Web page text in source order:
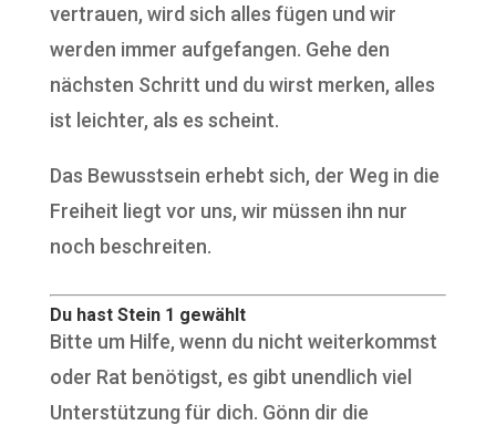
vertrauen, wird sich alles fügen und wir
werden immer aufgefangen. Gehe den
nächsten Schritt und du wirst merken, alles
ist leichter, als es scheint.
Das Bewusstsein erhebt sich, der Weg in die
Freiheit liegt vor uns, wir müssen ihn nur
noch beschreiten.
Du hast Stein 1 gewählt
Bitte um Hilfe, wenn du nicht weiterkommst
oder Rat benötigst, es gibt unendlich viel
Unterstützung für dich. Gönn dir die